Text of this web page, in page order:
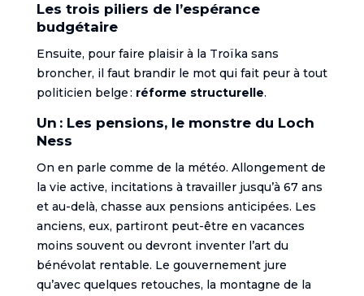
Les trois piliers de l’espérance
budgétaire
Ensuite, pour faire plaisir à la Troïka sans
broncher, il faut brandir le mot qui fait peur à tout
politicien belge : réforme structurelle.
Un : Les pensions, le monstre du Loch
Ness
On en parle comme de la météo. Allongement de
la vie active, incitations à travailler jusqu’à 67 ans
et au-delà, chasse aux pensions anticipées. Les
anciens, eux, partiront peut-être en vacances
moins souvent ou devront inventer l’art du
bénévolat rentable. Le gouvernement jure
qu’avec quelques retouches, la montagne de la